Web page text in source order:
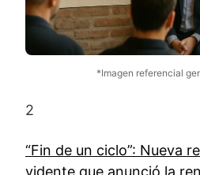
*Imagen referencial
2
“Fin de un ciclo”: Nueva